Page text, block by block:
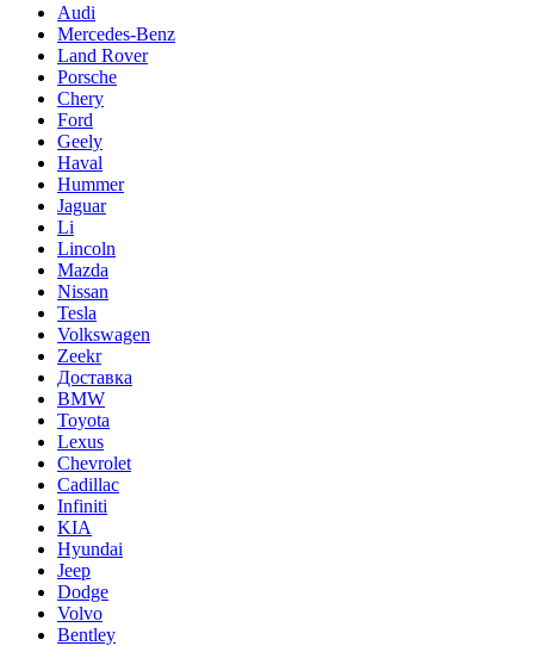
Audi
Mercedes-Benz
Land Rover
Porsche
Chery
Ford
Geely
Haval
Hummer
Jaguar
Li
Lincoln
Mazda
Nissan
Tesla
Volkswagen
Zeekr
Доставка
BMW
Toyota
Lexus
Chevrolet
Cadillac
Infiniti
KIA
Hyundai
Jeep
Dodge
Volvo
Bentley